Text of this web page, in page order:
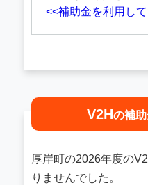
<<補助金を利用し
V2Hの補
厚岸町の2026年度の
りませんでした。